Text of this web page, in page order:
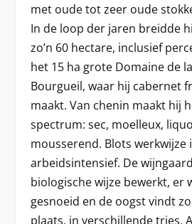
met oude tot zeer oude
In de loop der jaren breidde
zo’n 60 hectare, inclusief
het 15 ha grote Domaine de
Bourgueil, waar hij cabernet
maakt. Van chenin maakt hij
spectrum: sec, moelleux,
mousserend. Blots werkwijze
arbeidsintensief. De
biologische wijze bewerkt, er
gesnoeid en de oogst vindt
plaats, in verschillende tries.